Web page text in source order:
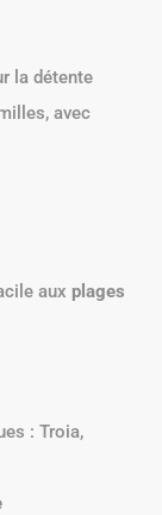
la détente
avec
aux plages
: Troia,